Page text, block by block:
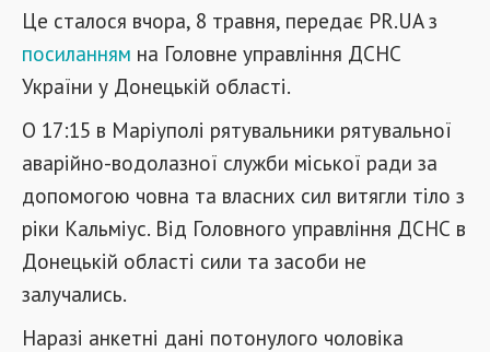
Це сталося вчора, 8 травня, передає PR.UA з
посиланням на Головне управління ДСНС
України у Донецькій області.
О 17:15 в Маріуполі рятувальники рятувальної
аварійно-водолазної служби міської ради за
допомогою човна та власних сил витягли тіло з
ріки Кальміус. Від Головного управління ДСНС в
Донецькій області сили та засоби не
залучались.
Наразі анкетні дані потонулого чоловіка